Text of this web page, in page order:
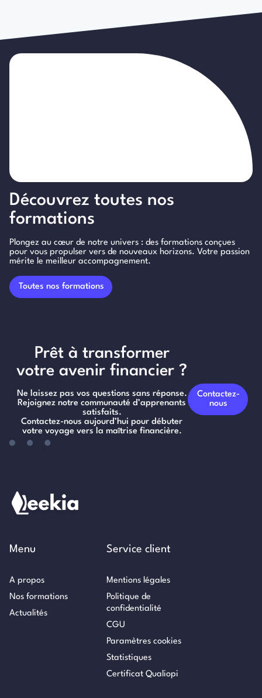
Découvrez toutes nos
formations
Plongez au cœur de notre univers : des formations conçues
pour vous propulser vers de nouveaux horizons. Votre passion
mérite le meilleur accompagnement.
Toutes nos formations
Prêt à transformer
votre avenir financier ?
Ne laissez pas vos questions sans réponse.
Rejoignez notre communauté d’apprenants
satisfaits.
Contactez-nous aujourd’hui pour débuter
votre voyage vers la maîtrise financière.
Contactez-
nous
Menu
A propos
Nos formations
Actualités
Service client
Mentions légales
Politique de
confidentialité
CGU
Paramètres cookies
Statistiques
Certificat Qualiopi